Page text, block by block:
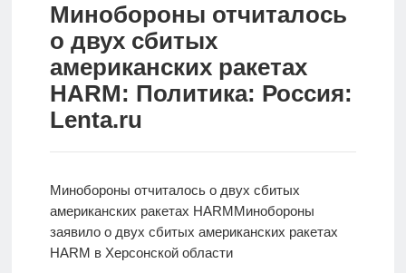
Контакты
Новости
Родителям
О
Версия для
Минобороны отчиталось
о двух сбитых
американских ракетах
HARM: Политика: Россия:
Lenta.ru
Минобороны отчиталось о двух сбитых
американских ракетах HARM Минобороны
заявило о двух сбитых американских ракетах
HARM в Херсонской области